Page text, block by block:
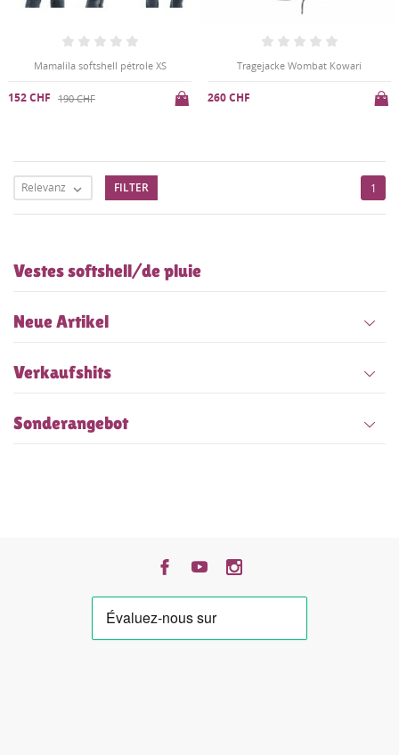
Vestes softshell/de pluie
Neue Artikel
Verkaufshits
Sonderangebot
Mamalila softshell pétrole XS
152 CHF 190 CHF
Tragejacke Wombat Kowari
260 CHF
Relevanz  FILTER 1